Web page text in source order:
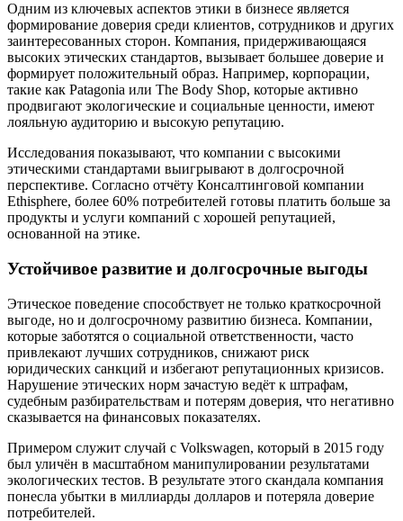
Одним из ключевых аспектов этики в бизнесе является
формирование доверия среди клиентов, сотрудников и других
заинтересованных сторон. Компания, придерживающаяся
высоких этических стандартов, вызывает большее доверие и
формирует положительный образ. Например, корпорации,
такие как Patagonia или The Body Shop, которые активно
продвигают экологические и социальные ценности, имеют
лояльную аудиторию и высокую репутацию.
Исследования показывают, что компании с высокими
этическими стандартами выигрывают в долгосрочной
перспективе. Согласно отчёту Консалтинговой компании
Ethisphere, более 60% потребителей готовы платить больше за
продукты и услуги компаний с хорошей репутацией,
основанной на этике.
Устойчивое развитие и долгосрочные выгоды
Этическое поведение способствует не только краткосрочной
выгоде, но и долгосрочному развитию бизнеса. Компании,
которые заботятся о социальной ответственности, часто
привлекают лучших сотрудников, снижают риск
юридических санкций и избегают репутационных кризисов.
Нарушение этических норм зачастую ведёт к штрафам,
судебным разбирательствам и потерям доверия, что негативно
сказывается на финансовых показателях.
Примером служит случай с Volkswagen, который в 2015 году
был уличён в масштабном манипулировании результатами
экологических тестов. В результате этого скандала компания
понесла убытки в миллиарды долларов и потеряла доверие
потребителей.